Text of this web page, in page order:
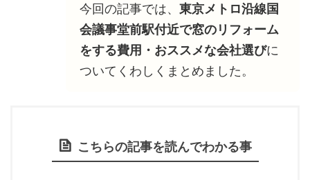
今回の記事では、 東京メトロ沿線国
会議事堂前駅付近で窓のリフォーム
をする費用・おススメな会社選びに
ついてくわしくまとめました。
こちらの記事を読んでわかる事